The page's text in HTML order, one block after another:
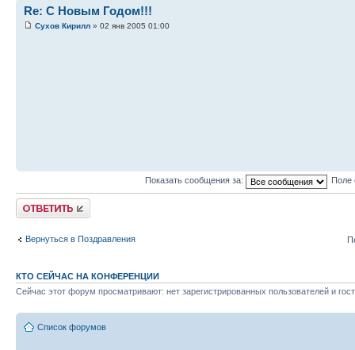
Re: С Новым Годом!!!
Сухов Кирилл » 02 янв 2005 01:00
Показать сообщения за: Поле
Ответить
Вернуться в Поздравления
КТО СЕЙЧАС НА КОНФЕРЕНЦИИ
Сейчас этот форум просматривают: нет зарегистрированных пользователей и
Список форумов